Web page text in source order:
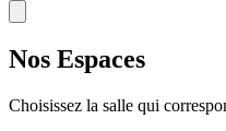
Nos Espaces
Choisissez la salle qui